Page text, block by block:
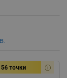
56 точки